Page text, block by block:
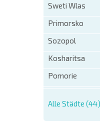
Sweti Wlas
Primorsko
Sozopol
Kosharitsa
Pomorie
Alle Städte (44)